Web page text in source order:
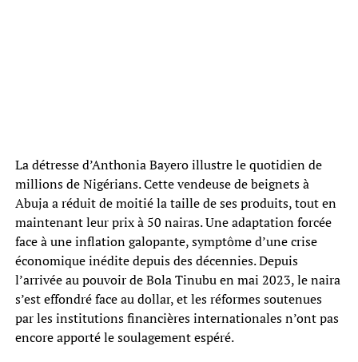
La détresse d’Anthonia Bayero illustre le quotidien de
millions de Nigérians. Cette vendeuse de beignets à
Abuja a réduit de moitié la taille de ses produits, tout en
maintenant leur prix à 50 nairas. Une adaptation forcée
face à une inflation galopante, symptôme d’une crise
économique inédite depuis des décennies. Depuis
l’arrivée au pouvoir de Bola Tinubu en mai 2023, le naira
s’est effondré face au dollar, et les réformes soutenues
par les institutions financières internationales n’ont pas
encore apporté le soulagement espéré.